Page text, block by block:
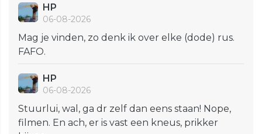
HP
06-08-2026
Mag je vinden, zo denk ik over elke (dode) rus.
FAFO.
HP
06-08-2026
Stuurlui, wal, ga dr zelf dan eens staan! Nope,
filmen. En ach, er is vast een kneus, prikker